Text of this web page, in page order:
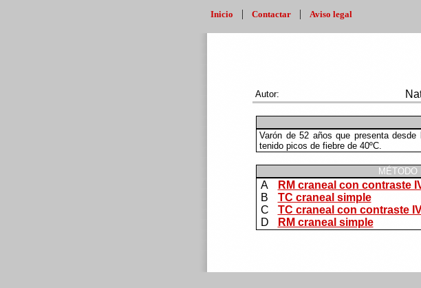
Inicio | Contactar | Aviso legal
Autor:
Varón de 52 años que presenta
tenido picos de fiebre de 40ºC.
MÉTODO
A
RM craneal con contraste
B
TC craneal simple
C
TC craneal con contraste
D
RM craneal simple